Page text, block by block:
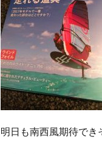
明日も南西風期待でき